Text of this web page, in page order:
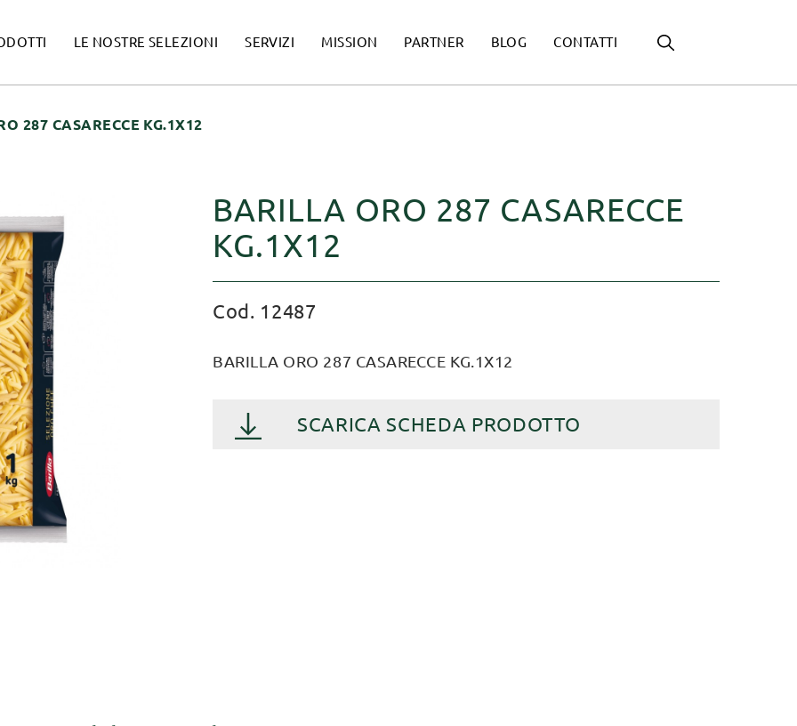
LE NOSTRE SELEZIONI SERVIZI MISSION PARTNER BLOG CONTATTI
287 CASARECCE KG.1X12
BARILLA ORO 287 CASARECCE
KG.1X12
Cod. 12487
BARILLA ORO 287 CASARECCE KG.1X12
SCARICA SCHEDA PRODOTTO